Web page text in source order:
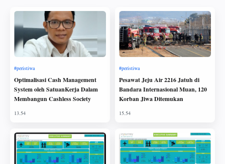
Optimalisasi Cash Management
System oleh SatuanKerja Dalam
Membangun Cashless Society
Pesawat Jeju Air 2216 Jatuh di
Bandara Internasional Muan, 120
Korban Jiwa Ditemukan